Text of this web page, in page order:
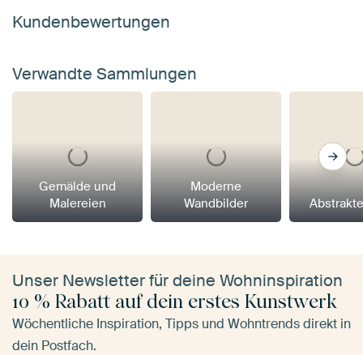
Kundenbewertungen
Verwandte Sammlungen
Gemälde und
Malereien
Moderne
Wandbilder
Unser Newsletter für deine Wohninspiration
10 % Rabatt auf dein erstes Kunstwerk
Wöchentliche Inspiration, Tipps und Wohntrends direkt in
dein Postfach.